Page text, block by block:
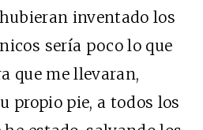
inventado los
sería poco lo que
que me llevaran,
propio pie, a todos los